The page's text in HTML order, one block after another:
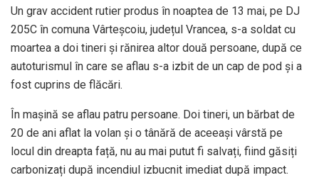
Un grav accident rutier produs în noaptea de 13 mai, pe DJ
205C în comuna Vârteșcoiu, județul Vrancea, s-a soldat cu
moartea a doi tineri și rănirea altor două persoane, după ce
autoturismul în care se aflau s-a izbit de un cap de pod și a
fost cuprins de flăcări.
În mașină se aflau patru persoane. Doi tineri, un bărbat de
20 de ani aflat la volan și o tânără de aceeași vârstă pe
locul din dreapta față, nu au mai putut fi salvați, fiind găsiți
carbonizați după incendiul izbucnit imediat după impact.